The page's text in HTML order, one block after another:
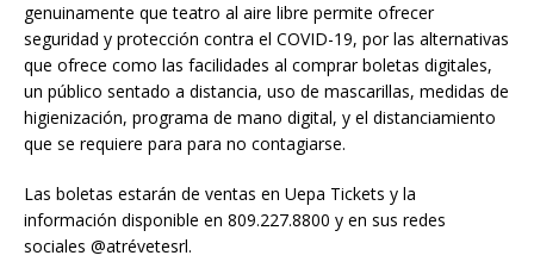
genuinamente que teatro al aire libre permite ofrecer
seguridad y protección contra el COVID-19, por las alternativas
que ofrece como las facilidades al comprar boletas digitales,
un público sentado a distancia, uso de mascarillas, medidas de
higienización, programa de mano digital, y el distanciamiento
que se requiere para para no contagiarse.
Las boletas estarán de ventas en Uepa Tickets y la
información disponible en 809.227.8800 y en sus redes
sociales @atrévetesrl.